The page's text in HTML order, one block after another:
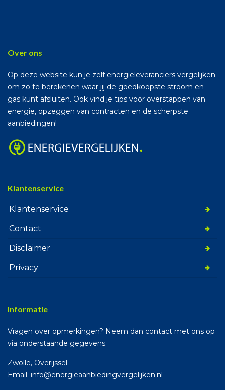
Over ons
Op deze website kun je zelf energieleveranciers vergelijken
om zo te berekenen waar jij de goedkoopste stroom en
gas kunt afsluiten. Ook vind je tips voor overstappen van
energie, opzeggen van contracten en de scherpste
aanbiedingen!
Klantenservice
Klantenservice
Contact
Disclaimer
Privacy
Informatie
Vragen over opmerkingen? Neem dan contact met ons op
via onderstaande gegevens.
Zwolle, Overijssel
Email: info@energieaanbiedingvergelijken.nl